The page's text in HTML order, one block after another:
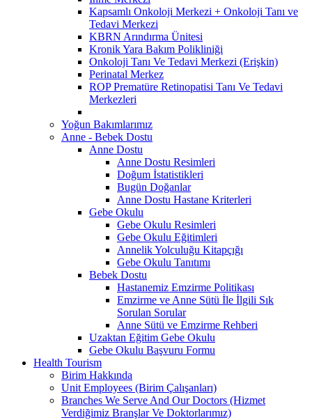
Kapsamlı Onkoloji Merkezi + Onkoloji Tanı ve
Tedavi Merkezi
KBRN Arındırma Ünitesi
Kronik Yara Bakım Polikliniği
Onkoloji Tanı Ve Tedavi Merkezi (Erişkin)
Perinatal Merkez
ROP Prematüre Retinopatisi Tanı Ve Tedavi
Merkezleri
Yoğun Bakımlarımız
Anne - Bebek Dostu
Anne Dostu
Anne Dostu Resimleri
Doğum İstatistikleri
Bugün Doğanlar
Anne Dostu Hastane Kriterleri
Gebe Okulu
Gebe Okulu Resimleri
Gebe Okulu Eğitimleri
Annelik Yolculuğu Kitapçığı
Gebe Okulu Tanıtımı
Bebek Dostu
Hastanemiz Emzirme Politikası
Emzirme ve Anne Sütü İle İlgili Sık
Sorulan Sorular
Anne Sütü ve Emzirme Rehberi
Uzaktan Eğitim Gebe Okulu
Gebe Okulu Başvuru Formu
Health Tourism
Birim Hakkında
Unit Employees (Birim Çalışanları)
Branches We Serve And Our Doctors (Hizmet
Verdiğimiz Branşlar Ve Doktorlarımız)